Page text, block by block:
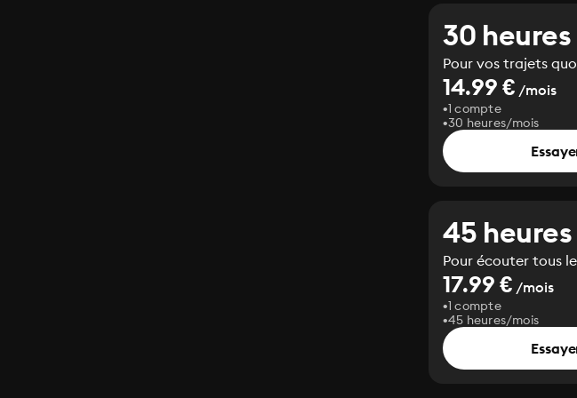
30 heures
Pour vos trajets
14.99 € /mois
1 compte
30 heures/mois
45 heures
Pour écouter tous
17.99 € /mois
1 compte
45 heures/mois